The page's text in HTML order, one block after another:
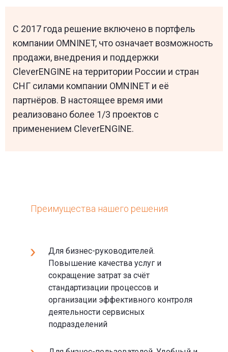
С 2017 года решение включено в портфель
компании OMNINET, что означает возможность
продажи, внедрения и поддержки
CleverENGINE на территории России и стран
СНГ силами компании OMNINET и её
партнёров. В настоящее время ими
реализовано более 1/3 проектов с
применением CleverENGINE.
Преимущества нашего решения
Для бизнес-руководителей.
Повышение качества услуг и
сокращение затрат за счёт
стандартизации процессов и
организации эффективного контроля
деятельности сервисных
подразделений